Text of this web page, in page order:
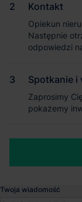
Warszawa ,
Kontakt
Opiekun
Następnie
odpowiedzi
Spotkanie i
Zaprosimy
pokażemy
Nazwa firmy
Email służbowy
Twoja wiadomość
Kontakt
Opiekun
Następnie
odpowiedzi
Spotkanie i
Zaprosimy
pokażemy